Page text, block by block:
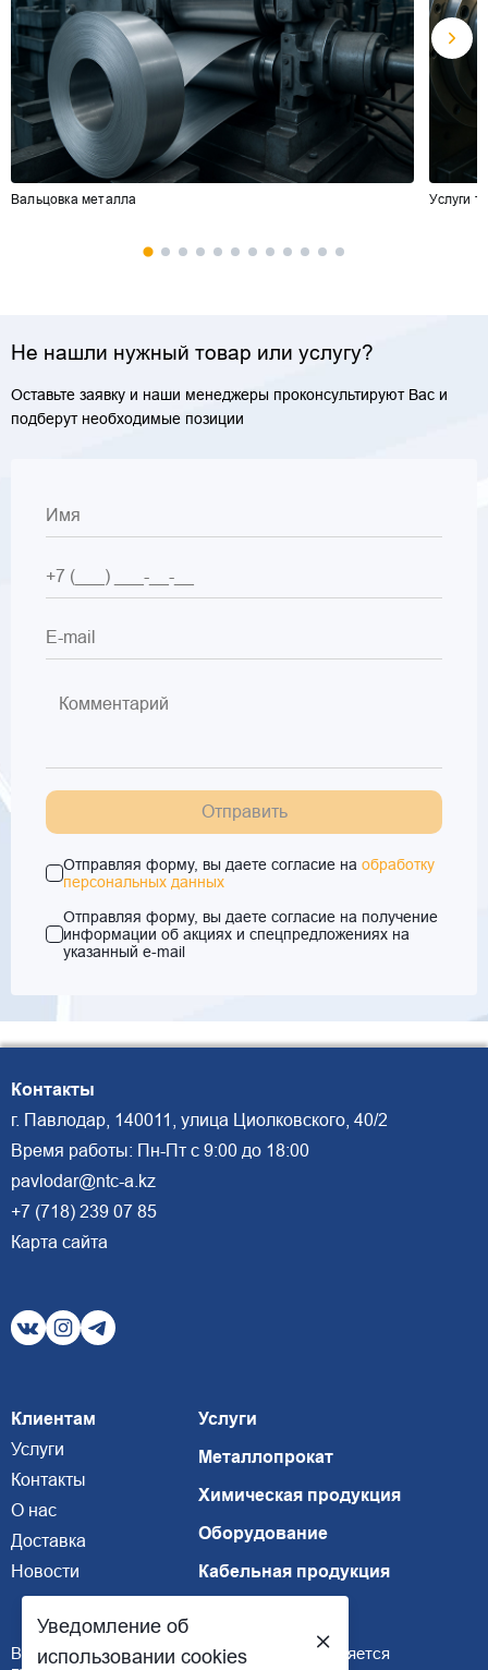
Вальцовка металла Услуги
Не нашли нужный товар или услугу?
Оставьте заявку и наши менеджеры проконсультируют Вас и
подберут необходимые позиции
Отправить
Отправляя форму, вы даете согласие на обработку
персональных данных
Отправляя форму, вы даете согласие на получение
информации об акциях и спецпредложениях на
указанный e-mail
Контакты
г. Павлодар, 140011, улица Циолковского, 40/2
Время работы: Пн-Пт с 9:00 до 18:00
pavlodar@ntc-a.kz
+7 (718) 239 07 85
Карта сайта
Клиентам
Услуги
Контакты
О нас
Доставка
Новости
Услуги
Металлопрокат
Химическая продукция
Оборудование
Кабельная продукция
Внимание, размещенная информация не является
Уведомление об
использовании cookies